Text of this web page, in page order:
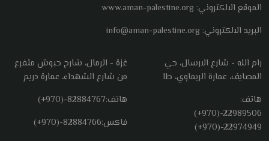
الموقع الالكتروني: www.aman-palestine.org
البريد الالكتروني: info@aman-palestine.org
رام الله - شارع الارسال، حي
المصايف، عمارة الريماوي، ط1
هاتف:
(+970)-22989506
(+970)-22974949
غزة - الرمال، شارح حبوش متفرع
من شارع الشهداء، عمارة دريم
هاتف:(+970)-82884767
فاكس:(+970)-82884766